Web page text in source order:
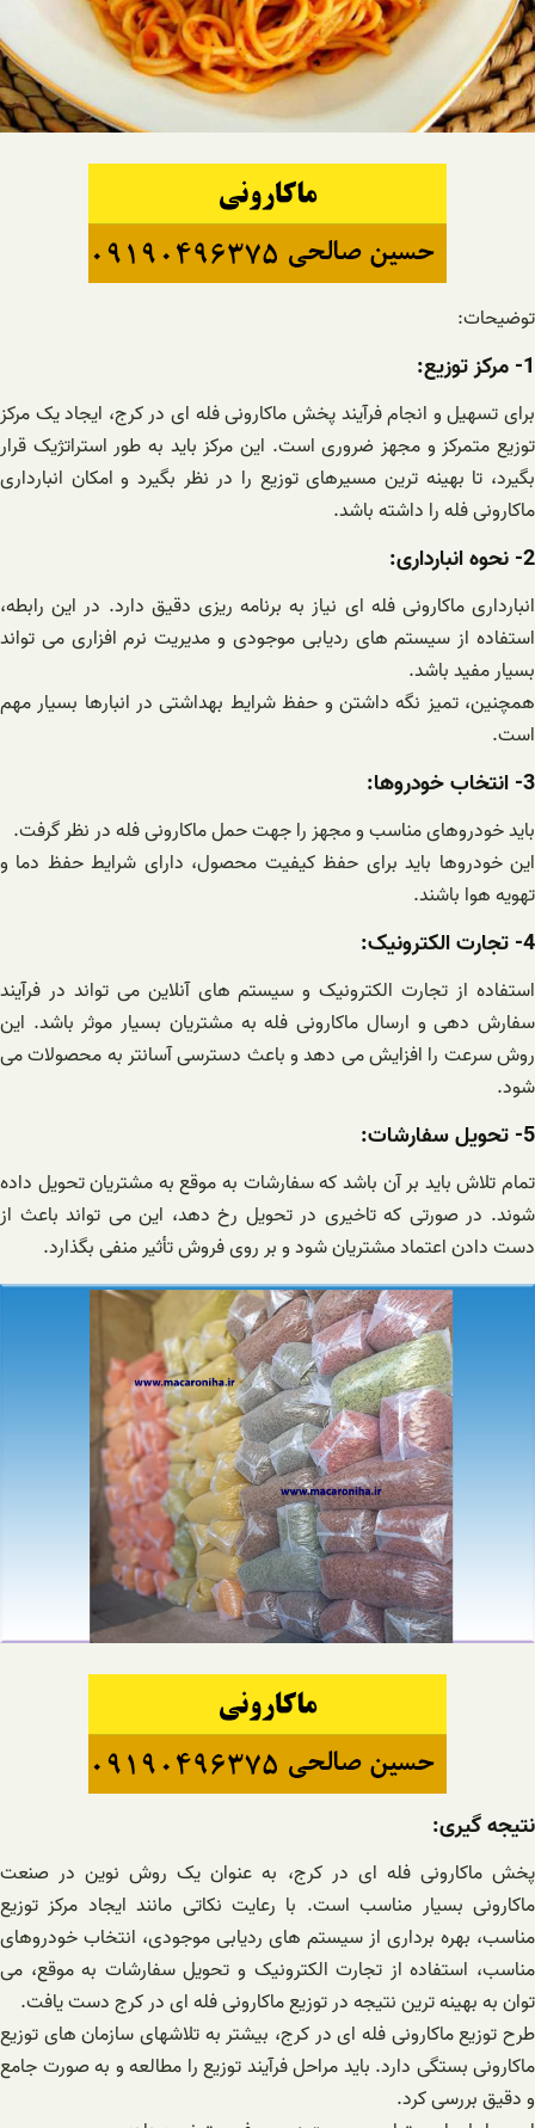
توضیحات:
1- مرکز توزیع:
برای تسهیل و انجام فرآیند پخش ماکارونی فله ای در کرج، ایجاد یک مرکز
توزیع متمرکز و مجهز ضروری است. این مرکز باید به طور استراتژیک قرار
بگیرد، تا بهینه ترین مسیرهای توزیع را در نظر بگیرد و امکان انبارداری
ماکارونی فله را داشته باشد.
2- نحوه انبارداری:
انبارداری ماکارونی فله ای نیاز به برنامه ریزی دقیق دارد. در این رابطه،
استفاده از سیستم های ردیابی موجودی و مدیریت نرم افزاری می تواند
بسیار مفید باشد.
همچنین، تمیز نگه داشتن و حفظ شرایط بهداشتی در انبارها بسیار مهم
است.
3- انتخاب خودروها:
باید خودروهای مناسب و مجهز را جهت حمل ماکارونی فله در نظر گرفت.
این خودروها باید برای حفظ کیفیت محصول، دارای شرایط حفظ دما و
تهویه هوا باشند.
4- تجارت الکترونیک:
استفاده از تجارت الکترونیک و سیستم های آنلاین می تواند در فرآیند
سفارش دهی و ارسال ماکارونی فله به مشتریان بسیار موثر باشد. این
روش سرعت را افزایش می دهد و باعث دسترسی آسانتر به محصولات می
شود.
5- تحویل سفارشات:
تمام تلاش باید بر آن باشد که سفارشات به موقع به مشتریان تحویل داده
شوند. در صورتی که تاخیری در تحویل رخ دهد، این می تواند باعث از
دست دادن اعتماد مشتریان شود و بر روی فروش تأثیر منفی بگذارد.
نتیجه گیری:
پخش ماکارونی فله ای در کرج، به عنوان یک روش نوین در صنعت
ماکارونی بسیار مناسب است. با رعایت نکاتی مانند ایجاد مرکز توزیع
مناسب، بهره برداری از سیستم های ردیابی موجودی، انتخاب خودروهای
مناسب، استفاده از تجارت الکترونیک و تحویل سفارشات به موقع، می
توان به بهینه ترین نتیجه در توزیع ماکارونی فله ای در کرج دست یافت.
طرح توزیع ماکارونی فله ای در کرج، بیشتر به تلاشهای سازمان های توزیع
ماکارونی بستگی دارد. باید مراحل فرآیند توزیع را مطالعه و به صورت جامع
و دقیق بررسی کرد.